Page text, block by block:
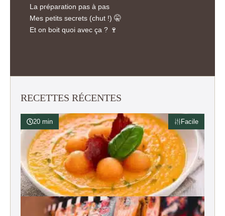
La préparation pas à pas
Mes petits secrets (chut !) 🤫
Et on boit quoi avec ça ? 🍷
RECETTES RÉCENTES
20 min Facile
Soupe de melon glacée au basilic